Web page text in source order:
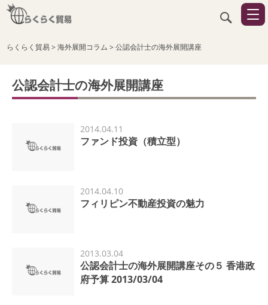
らくらく貿易>海外展開コラム >公認会計士の海外展開講座
公認会計士の海外展開講座
2014.04.11
ファンド投資（積立型）
2014.04.10
フィリピン不動産投資の魅力
2013.03.04
公認会計士の海外展開講座その５ 香港政
府予算 2013/03/04